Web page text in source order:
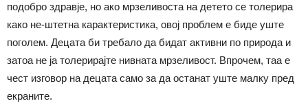
подобро здравје, но ако мрзеливоста на детето се толерира
како не-штетна карактеристика, овој проблем е биде уште
поголем. Децата би требало да бидат активни по природа и
затоа не ја толерирајте нивната мрзеливост. Впрочем, таа е
чест изговор на децата само за да останат уште малку пред
екраните.